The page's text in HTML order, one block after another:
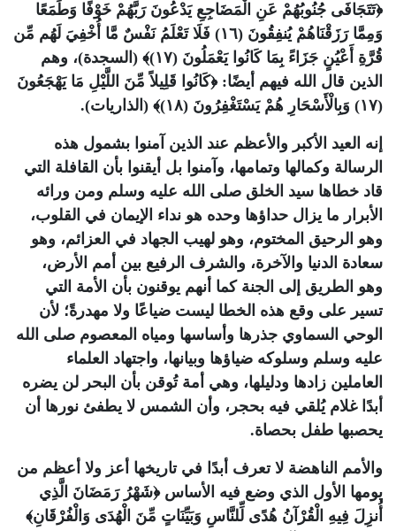
﴿تَتَجَافَى جُنُوبُهُمْ عَنِ الْمَضَاجِعِ يَدْعُونَ رَبَّهُمْ خَوْفًا وَطَمَعًا
وَمِمَّا رَزَقْنَاهُمْ يُنفِقُونَ (١٦) فَلَا تَعْلَمُ نَفْسٌ مَّا أُخْفِيَ لَهُم مِّن
قُرَّةِ أَعْيُنٍ جَزَاءً بِمَا كَانُوا يَعْمَلُونَ (١٧)﴾ (السجدة)، وهم
الذين قال الله فيهم أيضًا: ﴿كَانُوا قَلِيلاً مِّنَ اللَّيْلِ مَا يَهْجَعُونَ
(١٧) وَبِالْأَسْحَارِ هُمْ يَسْتَغْفِرُونَ (١٨)﴾ (الذاريات)
.
إنه العيد الأكبر والأعظم عند الذين آمنوا بشمول هذه
الرسالة وكمالها وتمامها، وآمنوا بل أيقنوا بأن القافلة التي
قاد خطاها سيد الخلق صلى الله عليه وسلم ومن ورائه
الأبرار ما يزال حداؤها وحده هو نداء الإيمان في القلوب،
وهو الرحيق المختوم، وهو لهيب الجهاد في العزائم، وهو
سعادة الدنيا والآخرة، والشرف الرفيع بين أمم الأرض،
وهو الطريق إلى الجنة كما أنهم يوقنون بأن الأمة التي
تسير على وقع هذه الخطا ليست ضياعًا ولا مهدرةً؛ لأن
الوحي السماوي جذرها وأساسها ومياه المعصوم صلى الله
عليه وسلم وسلوكه ضياؤها وبيانها، واجتهاد العلماء
العاملين زادها ودليلها، وهي أمة تُوقن بأن البحر لن يضره
أبدًا غلام يُلقي فيه بحجر، وأن الشمس لا يطفئ نورها أن
يحصبها طفل بحصاة.
والأمم الناهضة لا تعرف أبدًا في تاريخها أعز ولا أعظم من
يومها الأول الذي وضع فيه الأساس ﴿شَهْرُ رَمَضَانَ الَّذِي
أُنزِلَ فِيهِ الْقُرْآنُ هُدًى لِّلنَّاسِ وَبَيِّنَاتٍ مِّنَ الْهُدَى وَالْفُرْقَانِ﴾